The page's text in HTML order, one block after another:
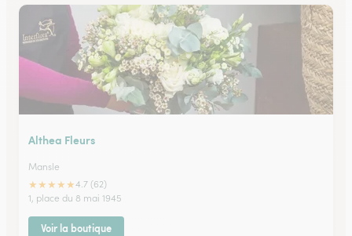
Althea Fleurs
Mansle
★★★★★4.7 (62)
1, place du 8 mai 1945
Voir la boutique